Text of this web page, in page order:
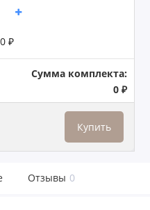
₽
Сумма комплекта:
0 ₽
Купить
Отзывы 0